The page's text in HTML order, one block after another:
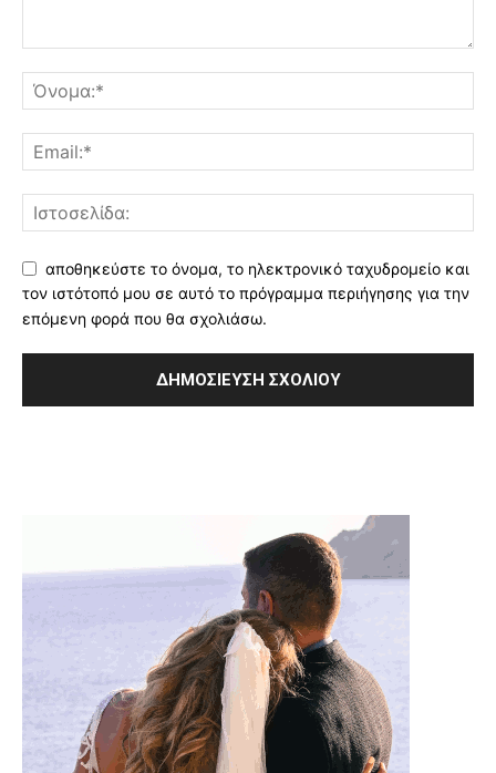
αποθηκεύστε το όνομα, το ηλεκτρονικό ταχυδρομείο και
τον ιστότοπό μου σε αυτό το πρόγραμμα περιήγησης για την
επόμενη φορά που θα σχολιάσω.